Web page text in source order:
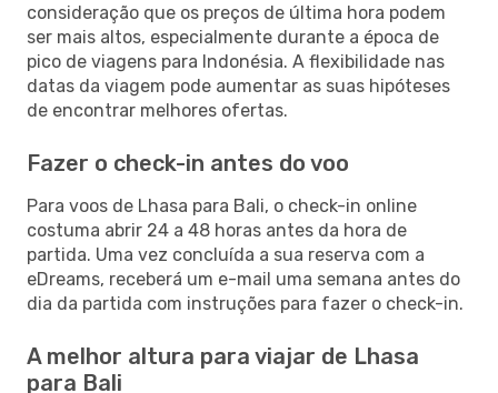
consideração que os preços de última hora podem
ser mais altos, especialmente durante a época de
pico de viagens para Indonésia. A flexibilidade nas
datas da viagem pode aumentar as suas hipóteses
de encontrar melhores ofertas.
Fazer o check-in antes do voo
Para voos de Lhasa para Bali, o check-in online
costuma abrir 24 a 48 horas antes da hora de
partida. Uma vez concluída a sua reserva com a
eDreams, receberá um e-mail uma semana antes do
dia da partida com instruções para fazer o check-in.
A melhor altura para viajar de Lhasa
para Bali